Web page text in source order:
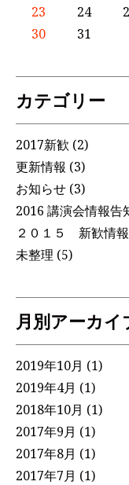
23
24
30
31
カテゴリー
2017新歓 (2)
更新情報 (3)
お知らせ (3)
2016 講演会情報告
２０１５ 新歓情報
未整理 (5)
月別アーカイ
2019年10月 (1)
2019年4月 (1)
2018年10月 (1)
2017年9月 (1)
2017年8月 (1)
2017年7月 (1)